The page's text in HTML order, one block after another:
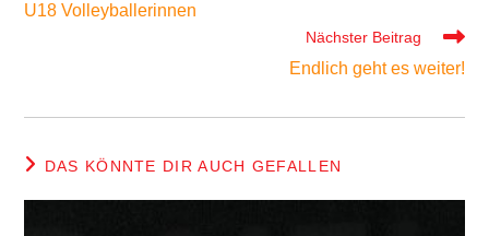
ansehen
U18 Volleyballerinnen
Nächster Beitrag
Endlich geht es weiter!
DAS KÖNNTE DIR AUCH GEFALLEN